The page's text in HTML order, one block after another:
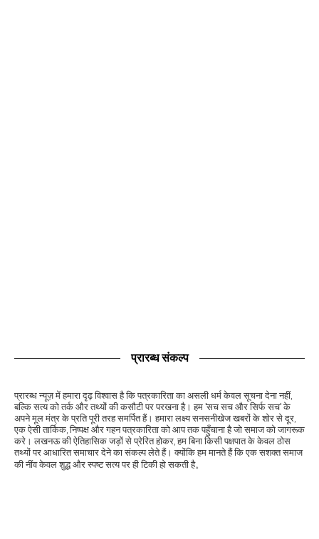
प्रारब्ध संकल्प
प्रारब्ध न्यूज़ में हमारा दृढ़ विश्वास है कि पत्रकारिता का असली धर्म केवल सूचना देना नहीं,
बल्कि सत्य को तर्क और तथ्यों की कसौटी पर परखना है। हम 'सच सच और सिर्फ सच' के
अपने मूल मंत्र के प्रति पूरी तरह समर्पित हैं। हमारा लक्ष्य सनसनीखेज खबरों के शोर से दूर,
एक ऐसी तार्किक, निष्पक्ष और गहन पत्रकारिता को आप तक पहुँचाना है जो समाज को जागरूक
करे। लखनऊ की ऐतिहासिक जड़ों से प्रेरित होकर, हम बिना किसी पक्षपात के केवल ठोस
तथ्यों पर आधारित समाचार देने का संकल्प लेते हैं। क्योंकि हम मानते हैं कि एक सशक्त समाज
की नींव केवल शुद्ध और स्पष्ट सत्य पर ही टिकी हो सकती है。